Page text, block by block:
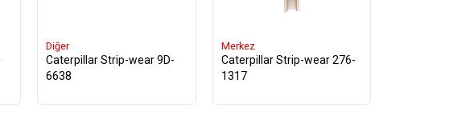
Diğer
Caterpillar Strip-wear 9D-
6638
Merkez
Caterpillar Strip-wear 276-
1317